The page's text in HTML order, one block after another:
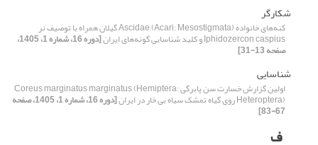
شکارگر
کنه‌های خانواده Ascidae (Acari: Mesostigmata) گیلان همراه با توصیف نر
Iphidozercon caspius و کلید شناسایی گونه‌های ایران [دوره 16، شماره 1، 1405،
صفحه 13-31]
شناسایی
اولین گزارش خسارت سن پابرگی Coreus marginatus marginatus (Hemiptera:
Heteroptera) روی گیاه تمشک سیاه بی خار در ایران [دوره 16، شماره 1، 1405، صفحه
67-83]
ف